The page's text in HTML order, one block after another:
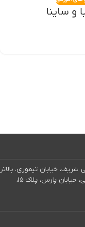
و ساینا
خیابان تیموری، بالاتر
از میدان تیموری، خیابان شهید علی لطفعلی خانی، خیابان پارس، پلاک ۱۵،